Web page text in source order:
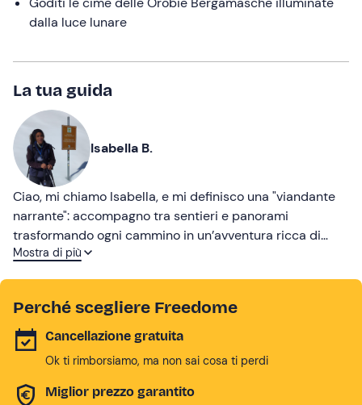
dalla luce lunare
La tua guida
Isabella B.
Ciao, mi chiamo Isabella, e mi definisco una "viandante
narrante": accompagno tra sentieri e panorami
trasformando ogni cammino in un’avventura ricca di
storie e natura. Amo intrecciare natura ed emozioni,
Mostra di più
Perché scegliere Freedome
Cancellazione gratuita
Ok ti rimborsiamo, ma non sai cosa ti perdi
Miglior prezzo garantito